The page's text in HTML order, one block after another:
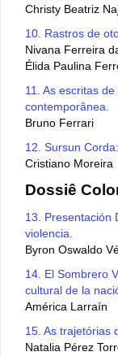
Christy Beatriz
10. Rastros de
Nivana Ferreira
Élida Paulina
11. As escritas
contemporânea.
Bruno Ferrari
12. Sursun
Cristiano Moreira
Dossiê
13. Presentación
violencia.
Byron Oswaldo
14. El Sombrero
cultural de la
América Larraín
15. As trajetórias
Natalia Pérez